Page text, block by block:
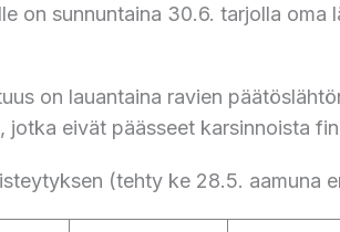
on sunnuntaina 30.6. tarjolla
on lauantaina ravien
jotka eivät päässeet karsinnoista
(tehty ke 28.5. aamuna